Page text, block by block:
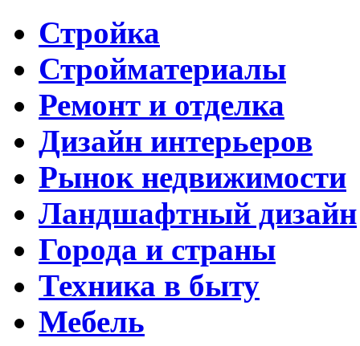
Стройка
Стройматериалы
Ремонт и отделка
Дизайн интерьеров
Рынок недвижимости
Ландшафтный дизайн
Города и страны
Техника в быту
Мебель